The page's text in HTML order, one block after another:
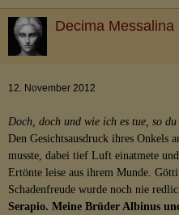
Decima Messalina
12. November 2012
Doch, doch und wie ich es tue, so
Den Gesichtsausdruck ihres Onkels
musste, dabei tief Luft einatmete
Ertönte leise aus ihrem Munde.
Schadenfreude wurde noch nie
Serapio. Meine Brüder Albinus